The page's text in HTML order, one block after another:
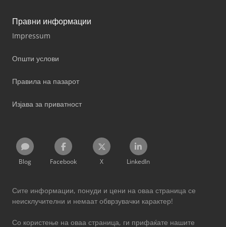
Правни информации
Impressum
Општи услови
Правила на пазарот
Изјава за приватност
Blog Facebook X LinkedIn
Сите информации, понуди и цени на оваа страница се
неисклучителни и немаат обврзувачки карактер!
Со користење на оваа страница, ги прифаќате нашите